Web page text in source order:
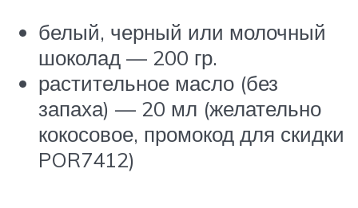
белый, черный или молочный
шоколад — 200 гр.
растительное масло (без
запаха) — 20 мл (желательно
кокосовое, промокод для скидки
POR7412)